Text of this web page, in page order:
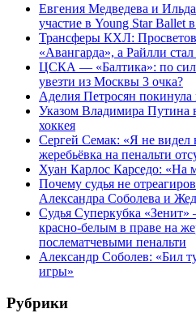
Евгения Медведева и
участие в Young Star Ballet
Трансферы КХЛ: Просветов
«Авангарда», а Райлли
ЦСКА — «Балтика»: по
увезти из Москвы 3 очка?
Аделия Петросян покинула
Указом Владимира Путина
хоккея
Сергей Семак: «Я не видел
жеребьёвка на пенальти
Хуан Карлос Карседо: «На
Почему судья не
Александра Соболева и
Судья Суперкубка «Зенит»
красно-белым в праве на
послематчевыми пенальти
Александр Соболев: «Бил
игры»
Рубрики